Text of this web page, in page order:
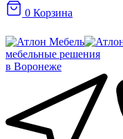
0 Корзина
мебельные решения
в Воронеже